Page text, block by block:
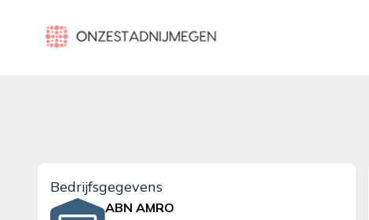
onzestadnijmegen.nl
Bedrijfsgegevens
ABN AMRO